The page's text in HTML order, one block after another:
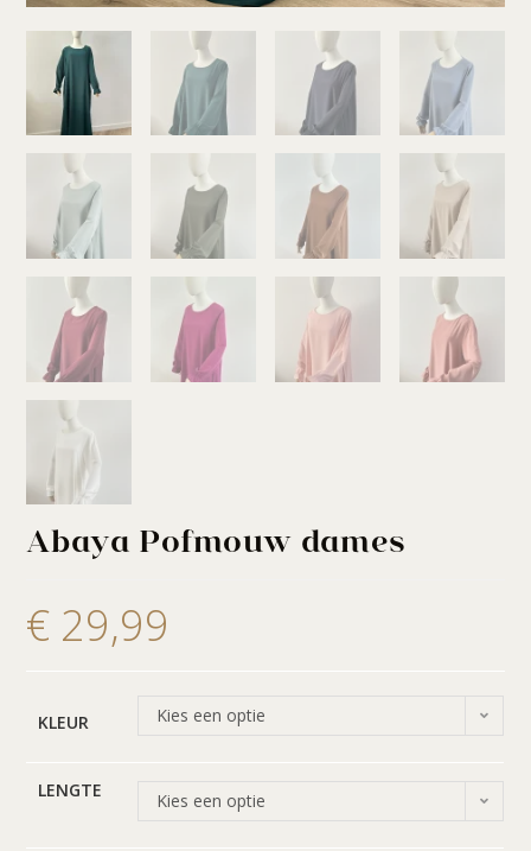
Abaya Pofmouw dames
€ 29,99
KLEUR Kies een optie
LENGTE Kies een optie